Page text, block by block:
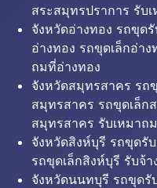
สระสมุทรปราการ รับ
จังหวัดอ่างทอง รถขุด
อ่างทอง รถขุดเล็กอ่า
ถมที่อ่างทอง
จังหวัดสมุทรสาคร รถ
สมุทรสาคร รถขุดเล็ก
สมุทรสาคร รับเหมาถ
จังหวัดสิงห์บุรี รถขุดรั
รถขุดเล็กสิงห์บุรี รับจ้
จังหวัดนนทบุรี รถขุดรั